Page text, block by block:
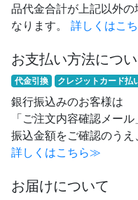
品代金合計が上記以外
なります。
詳しくはこ
お支払い方法につ
代金引換 クレジットカード払
銀行振込みのお客様は
「ご注文内容確認メール
振込金額をご確認のうえ
詳しくはこちら≫
お届けについて